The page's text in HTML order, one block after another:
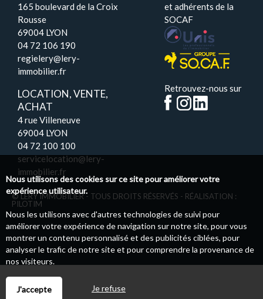
165 boulevard de la Croix
Rousse
69004 LYON
04 72 106 190
regielery@lery-
immobilier.fr
LOCATION, VENTE,
ACHAT
4 rue Villeneuve
69004 LYON
04 72 100 100
servicelocation@lery-
immobilier.fr
et adhérents de la
SOCAF
Retrouvez-nous sur
© LERY IMMOBILIER - TOUS DROITS RÉSERVÉS - RÉALISATION :
PILOTIM
Nous utilisons des cookies sur ce site pour améliorer votre
expérience utilisateur.
Nous les utilisons avec d'autres technologies de suivi pour
améliorer votre expérience de navigation sur notre site, pour vous
montrer un contenu personnalisé et des publicités ciblées, pour
analyser le trafic de notre site et pour comprendre la provenance de
nos visiteurs.
J'accepte Je refuse